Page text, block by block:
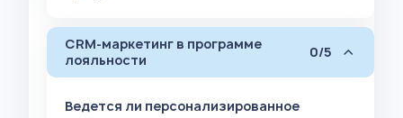
CRM-маркетинг в программе
лояльности
0/5
Ведется ли персонализированное